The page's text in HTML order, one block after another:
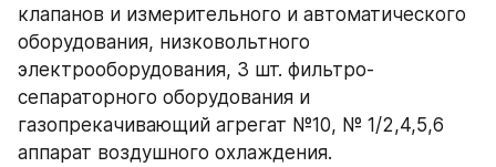
клапанов и измерительного и автоматического
оборудования, низковольтного
электрооборудования, 3 шт. фильтро-
сепараторного оборудования и
газопрекачивающий агрегат №10, № 1/2,4,5,6
аппарат воздушного охлаждения.